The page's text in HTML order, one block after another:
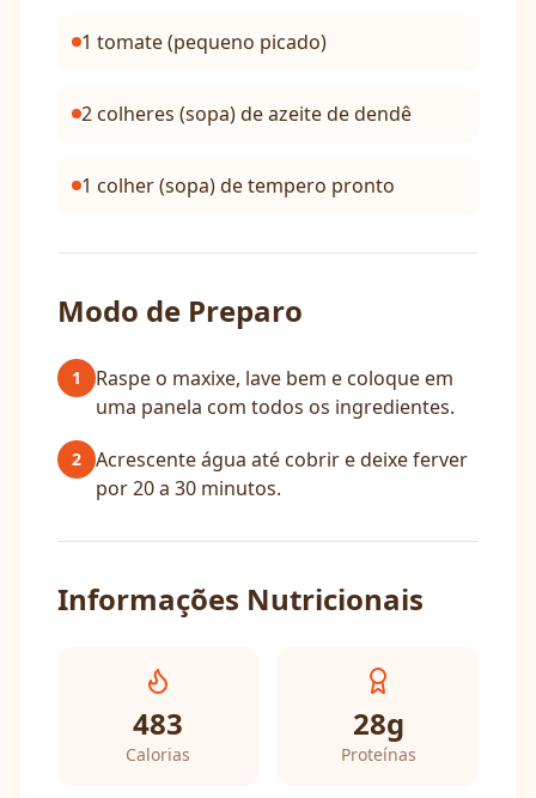
1 tomate (pequeno picado)
2 colheres (sopa) de azeite de dendê
1 colher (sopa) de tempero pronto
Modo de Preparo
1
Raspe o maxixe, lave bem e coloque em
uma panela com todos os ingredientes.
2
Acrescente água até cobrir e deixe ferver
por 20 a 30 minutos.
Informações Nutricionais
483
Calorias
28g
Proteínas